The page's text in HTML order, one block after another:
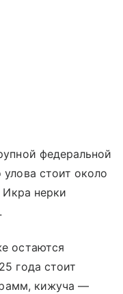
федеральной
стоит около
Икра нерки
остаются
года стоит
кижуча —